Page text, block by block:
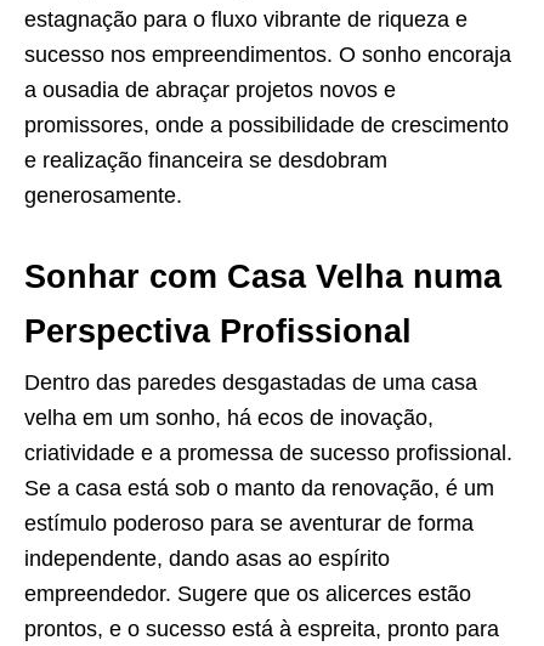
estagnação para o fluxo vibrante de riqueza e
sucesso nos empreendimentos. O sonho encoraja
a ousadia de abraçar projetos novos e
promissores, onde a possibilidade de crescimento
e realização financeira se desdobram
generosamente.
Sonhar com Casa Velha numa
Perspectiva Profissional
Dentro das paredes desgastadas de uma casa
velha em um sonho, há ecos de inovação,
criatividade e a promessa de sucesso profissional.
Se a casa está sob o manto da renovação, é um
estímulo poderoso para se aventurar de forma
independente, dando asas ao espírito
empreendedor. Sugere que os alicerces estão
prontos, e o sucesso está à espreita, pronto para